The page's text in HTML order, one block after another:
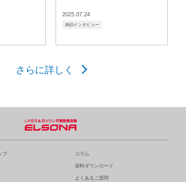
2025.07.24
納品インタビュー
さらに詳しく
プ コラム
資料ダウンロード
よくあるご質問